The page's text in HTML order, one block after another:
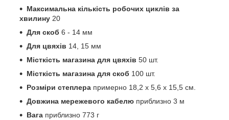
Максимальна кількість робочих циклів за
хвилину 20
Для скоб 6 - 14 мм
Для цвяхів 14, 15 мм
Місткість магазина для цвяхів 50 шт.
Місткість магазина для скоб 100 шт.
Розміри степлера примерно 18,2 х 5,6 х 15,5 см.
Довжина мережевого кабелю приблизно 3 м
Вага приблизно 773 г